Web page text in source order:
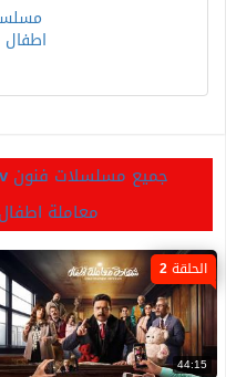
اطفال
جميع مسلسلات فنون tv
معاملة اطفال
44:15
الحلقة 2